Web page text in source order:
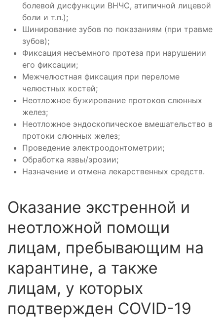
болевой дисфункции ВНЧС, атипичной лицевой
боли и т.п.);
Шинирование зубов по показаниям (при травме
зубов);
Фиксация несъемного протеза при нарушении
его фиксации;
Межчелюстная фиксация при переломе
челюстных костей;
Неотложное бужирование протоков слюнных
желез;
Неотложное эндоскопическое вмешательство в
протоки слюнных желез;
Проведение электроодонтометрии;
Обработка язвы/эрозии;
Назначение и отмена лекарственных средств.
Оказание экстренной и
неотложной помощи
лицам, пребывающим на
карантине, а также
лицам, у которых
подтвержден COVID-19